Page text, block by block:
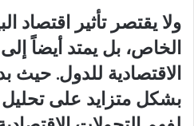
ولا يقتصر تأثير اقتصاد
الخاص، بل يمتد أيضاً
الاقتصادية للدول. حيث
بشكل متزايد على تحليل